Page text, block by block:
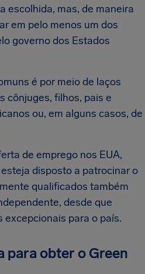
escolhida, mas, de maneira
em pelo menos um dos
governo dos Estados
é por meio de laços
cônjuges, filhos, pais e
ou, em alguns casos, de
de emprego nos EUA,
disposto a patrocinar o
qualificados também
desde que
para o país.
para obter o Green